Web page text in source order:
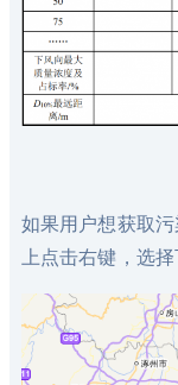
如果用户想获取
上点击右键，选择